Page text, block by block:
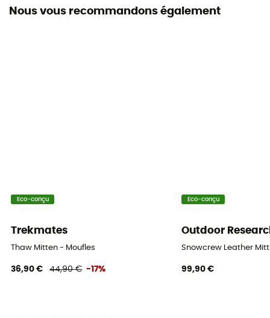
Nous vous recommandons également
Eco-conçu
Trekmates
Thaw Mitten - Moufles
36,90 € 44,90 € -17%
Eco-conçu
Outdoor
Snowcrew Leather
99,90 €